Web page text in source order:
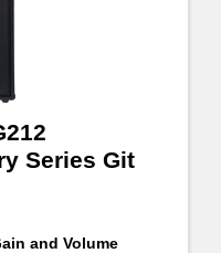
Series Git
and Volume